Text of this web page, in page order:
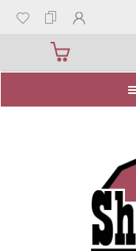
Каталог товаров